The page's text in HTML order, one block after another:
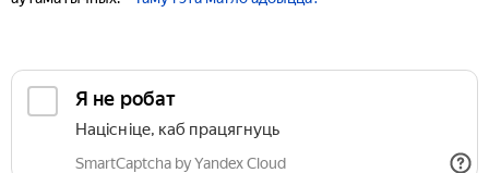
Я не робат
Націсніце, каб працягнуць
SmartCaptcha by Yandex Cloud